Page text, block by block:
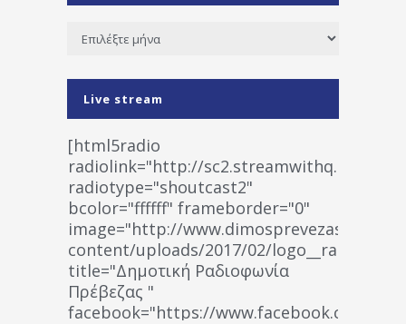
Ιστορικό
Live stream
[html5radio
radiolink="http://
radiotype="shoutcast2"
bcolor="ffffff" frameborder="0"
image="http://www.dimosprevezas.gr/wp-
content/uploads/2017/02/
title="Δημοτική Ραδιοφωνία
Πρέβεζας "
facebook="https://www.facebook.com/